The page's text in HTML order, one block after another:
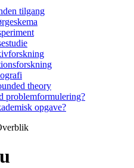
tilgang
theory
problemformulering?
opgave?